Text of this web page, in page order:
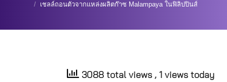
เชลล์ถอนตัวจากแหล่งผลิตก๊าซ Malampaya ในฟิลิปปินส์
3088 total views , 1 views today